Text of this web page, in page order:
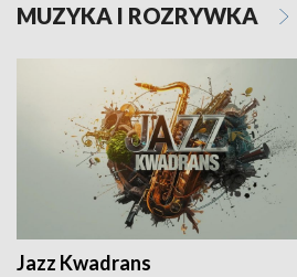
MUZYKA I ROZRYWKA
Jazz Kwadrans